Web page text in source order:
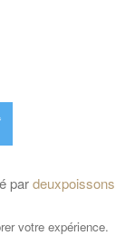
pardeuxpoissons
votre expérience.